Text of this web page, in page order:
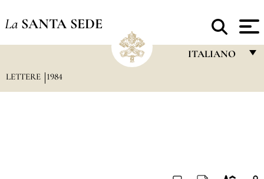
La SANTA SEDE
ITALIANO
LETTERE 1984